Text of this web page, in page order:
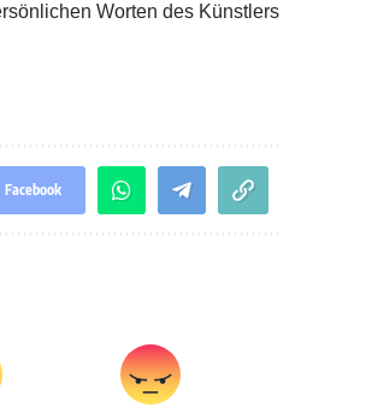
Worten des Künstlers
Facebook